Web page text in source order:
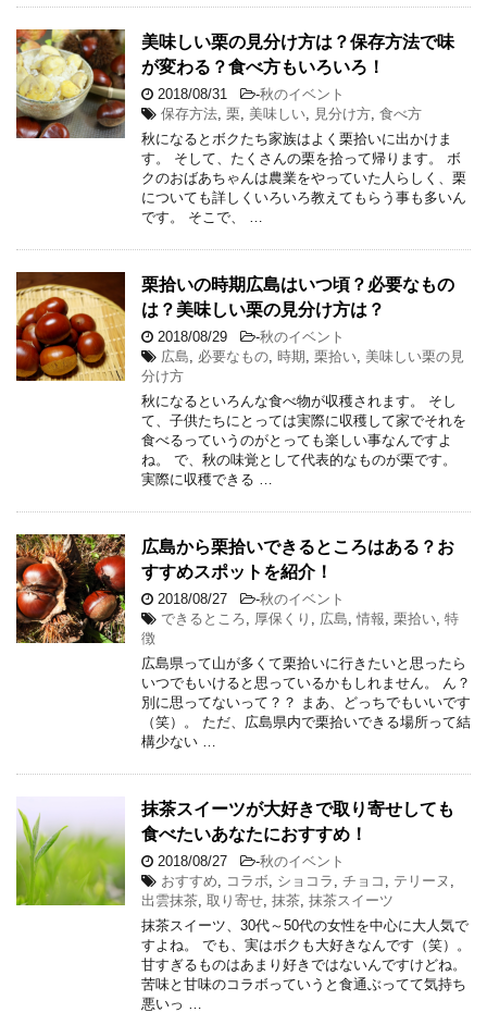
美味しい栗の見分け方は？保存方法で味
が変わる？食べ方もいろいろ！
2018/08/31 -秋のイベント
保存方法 栗 美味しい 見分け方 食べ方
秋になるとボクたち家族はよく栗拾いに出かけま
す。 そして、たくさんの栗を拾って帰ります。 ボ
クのおばあちゃんは農業をやっていた人らしく、栗
についても詳しくいろいろ教えてもらう事も多いん
です。 そこで、 …
栗拾いの時期広島はいつ頃？必要なもの
は？美味しい栗の見分け方は？
2018/08/29 -秋のイベント
広島
必要なもの 時期 栗拾い 美味しい栗の見
分け方
秋になるといろんな食べ物が収穫されます。 そし
て、子供たちにとっては実際に収穫して家でそれを
食べるっていうのがとっても楽しい事なんですよ
ね。 で、秋の味覚として代表的なものが栗です。
実際に収穫できる …
広島から栗拾いできるところはある？お
すすめスポットを紹介！
2018/08/27 -秋のイベント
できるところ
厚保くり 広島 情報 栗拾い 特
徴
広島県って山が多くて栗拾いに行きたいと思ったら
いつでもいけると思っているかもしれません。 ん？
別に思ってないって？？ まあ、どっちでもいいです
（笑）。 ただ、広島県内で栗拾いできる場所って結
構少ない …
抹茶スイーツが大好きで取り寄せしても
食べたいあなたにおすすめ！
2018/08/27 -秋のイベント
おすすめ
コラボ ショコラ チョコ テリーヌ
出雲抹茶 取り寄せ 抹茶 抹茶スイーツ
抹茶スイーツ、30代～50代の女性を中心に大人気で
すよね。 でも、実はボクも大好きなんです（笑）。
甘すぎるものはあまり好きではないんですけどね。
苦味と甘味のコラボっていうと食通ぶってて気持ち
悪いっ …